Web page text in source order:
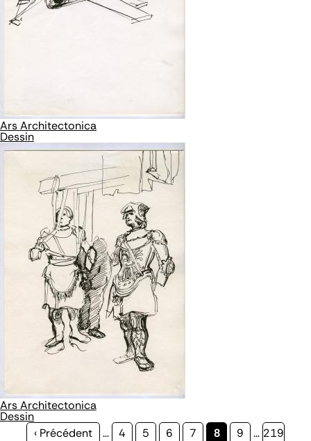
Ars Architectonica
Dessin
Ars Architectonica
Dessin
Page
‹ Précédent … Page
4 Page
5 Page
6 Page
7
Page
8 Page
9 … Page
219